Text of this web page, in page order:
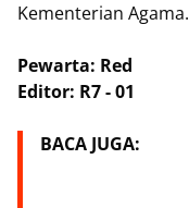
Kementerian Agama.
Pewarta: Red
Editor: R7 - 01
BACA JUGA: